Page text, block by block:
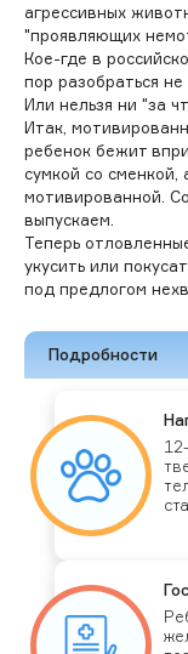
агрессивных
"проявляющих
Кое-где в
пор разобраться
Или нельзя ни "за
Итак,
ребенок бежит
сумкой со
мотивированной.
выпускаем.
Теперь
укусить или
под предлогом
Подробности